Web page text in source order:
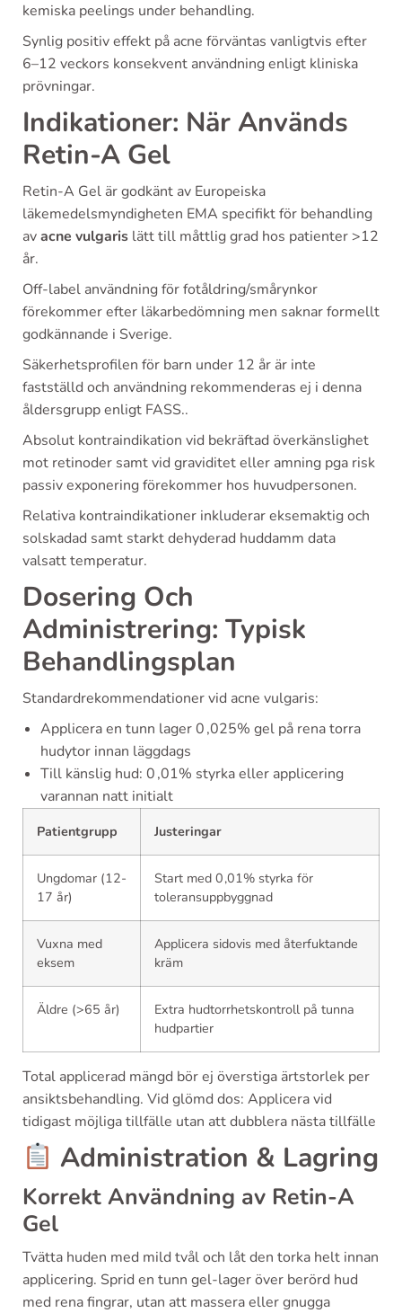
kemiska peelings under behandling.
Synlig positiv effekt på acne förväntas vanligtvis efter
6–12 veckors konsekvent användning enligt kliniska
prövningar.
Indikationer: När Används
Retin-A Gel
Retin-A Gel är godkänt av Europeiska
läkemedelsmyndigheten EMA specifikt för behandling
avacne vulgaris lätt till måttlig grad hos patienter >12
år.
Off-label användning för fotåldring/smårynkor
förekommer efter läkarbedömning men saknar formellt
godkännande i Sverige.
Säkerhetsprofilen för barn under 12 år är inte
fastställd och användning rekommenderas ej i denna
åldersgrupp enligt FASS..
Absolut kontraindikation vid bekräftad överkänslighet
mot retinoder samt vid graviditet eller amning pga risk
passiv exponering förekommer hos huvudpersonen.
Relativa kontraindikationer inkluderar eksemaktig och
solskadad samt starkt dehyderad huddamm data
valsatt temperatur.
Dosering Och
Administrering: Typisk
Behandlingsplan
Standardrekommendationer vid acne vulgaris:
Applicera en tunn lager 0 ,‌025% gel på rena torra
hudytor innan läggdags
Till känslig hud: 0 ,‌01% styrka eller applicering
varannan natt initialt
Patientgrupp Justeringar
Ungdomar (12-
17 år)
Start med 0 ,‌01% styrka för
toleransuppbyggnad
Vuxna med
eksem
Applicera sidovis med återfuktande
kräm
Äldre (>65 år)
Extra hudtorrhetskontroll på tunna
hudpartier
Total applicerad mängd bör ej överstiga ärtstorlek per
ansiktsbehandling. Vid glömd dos: Applicera vid
tidigast möjliga tillfälle utan att dubblera nästa tillfälle
Administration & Lagring
Korrekt Användning av Retin-A
Gel
Tvätta huden med mild tvål och låt den torka helt innan
applicering. Sprid en tunn gel-lager över berörd hud
med rena fingrar, utan att massera eller gnugga